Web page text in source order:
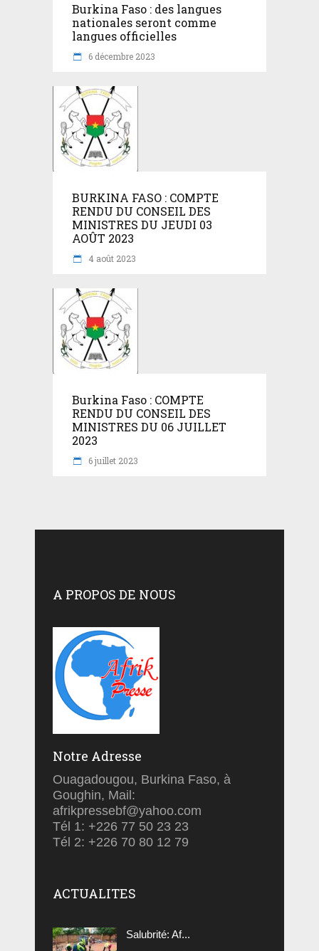
Burkina Faso : des langues
nationales seront comme
langues officielles
6 décembre 2023
BURKINA FASO : COMPTE
RENDU DU CONSEIL DES
MINISTRES DU JEUDI 03
AOÛT 2023
4 août 2023
Burkina Faso : COMPTE
RENDU DU CONSEIL DES
MINISTRES DU 06 JUILLET
2023
6 juillet 2023
A PROPOS DE NOUS
Notre Adresse
Ouagadougou, Burkina Faso, à
Goughin, Mail:
afrikpressebf@yahoo.com
Tél 1: +226 77 50 23 23
Tél 2: +226 70 80 12 79
ACTUALITES
Salubrité: Af...